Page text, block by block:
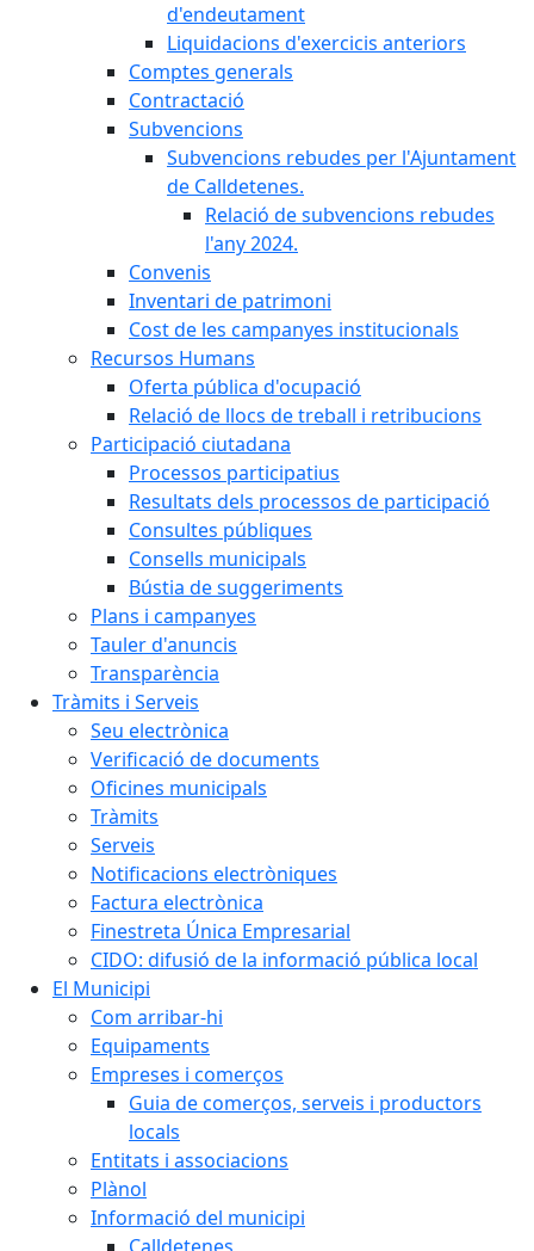
d'endeutament
Liquidacions d'exercicis anteriors
Comptes generals
Contractació
Subvencions
Subvencions rebudes per l'Ajuntament
de Calldetenes.
Relació de subvencions rebudes
l'any 2024.
Convenis
Inventari de patrimoni
Cost de les campanyes institucionals
Recursos Humans
Oferta pública d'ocupació
Relació de llocs de treball i retribucions
Participació ciutadana
Processos participatius
Resultats dels processos de participació
Consultes públiques
Consells municipals
Bústia de suggeriments
Plans i campanyes
Tauler d'anuncis
Transparència
Tràmits i Serveis
Seu electrònica
Verificació de documents
Oficines municipals
Tràmits
Serveis
Notificacions electròniques
Factura electrònica
Finestreta Única Empresarial
CIDO: difusió de la informació pública local
El Municipi
Com arribar-hi
Equipaments
Empreses i comerços
Guia de comerços, serveis i productors
locals
Entitats i associacions
Plànol
Informació del municipi